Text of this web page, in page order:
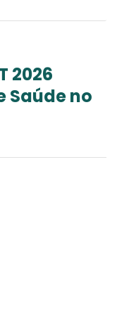
2026
Saúde no